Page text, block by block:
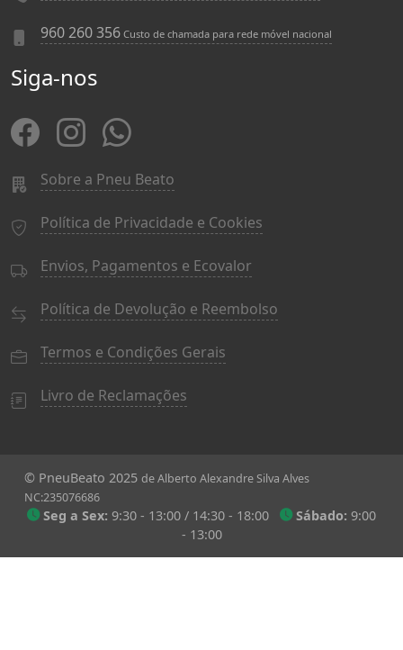
960 260 356 Custo de chamada para rede móvel nacional
Siga-nos
Sobre a Pneu Beato
Política de Privacidade e Cookies
Envios, Pagamentos e Ecovalor
Política de Devolução e Reembolso
Termos e Condições Gerais
Livro de Reclamações
© PneuBeato 2025 de Alberto Alexandre Silva Alves
NC:235076686
Seg a Sex: 9:30 - 13:00 / 14:30 - 18:00 Sábado: 9:00
- 13:00